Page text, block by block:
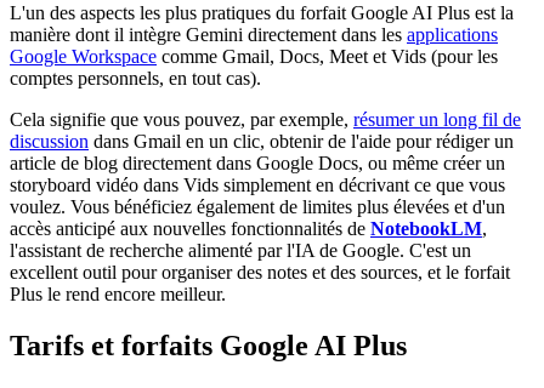
L'un des aspects les plus pratiques du forfait Google AI Plus est la
manière dont il intègre Gemini directement dans les applications
Google Workspace comme Gmail, Docs, Meet et Vids (pour les
comptes personnels, en tout cas).
Cela signifie que vous pouvez, par exemple, résumer un long fil de
discussion dans Gmail en un clic, obtenir de l'aide pour rédiger un
article de blog directement dans Google Docs, ou même créer un
storyboard vidéo dans Vids simplement en décrivant ce que vous
voulez. Vous bénéficiez également de limites plus élevées et d'un
accès anticipé aux nouvelles fonctionnalités de NotebookLM,
l'assistant de recherche alimenté par l'IA de Google. C'est un
excellent outil pour organiser des notes et des sources, et le forfait
Plus le rend encore meilleur.
Tarifs et forfaits Google AI Plus